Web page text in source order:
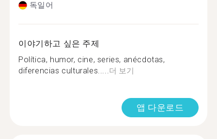
독일어
이야기하고 싶은 주제
Política, humor, cine, series, anécdotas,
diferencias culturales.....더 보기
앱 다운로드